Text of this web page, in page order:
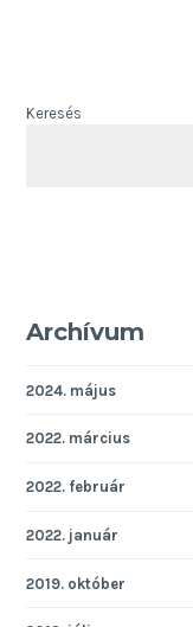
Keresés
Archívum
2024. május
2022. március
2022. február
2022. január
2019. október